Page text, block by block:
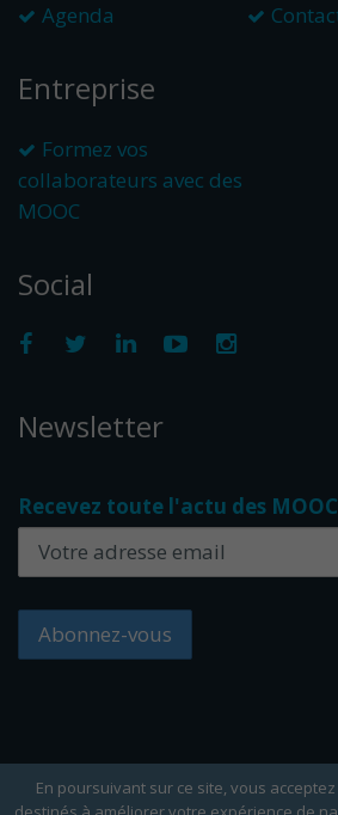
Agenda
Entreprise
Formez vos
collaborateurs avec des
MOOC
Social
Newsletter
Recevez toute l'actu des
En poursuivant sur ce site, vous